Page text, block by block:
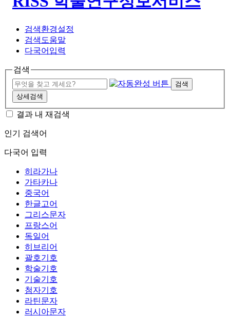
검색환경설정
검색도움말
다국어입력
검색
검색
상세검색
결과 내 재검색
인기 검색어
다국어 입력
히라가나
가타카나
중국어
한글고어
그리스문자
프랑스어
독일어
히브리어
괄호기호
학술기호
기술기호
첨자기호
라틴문자
러시아문자